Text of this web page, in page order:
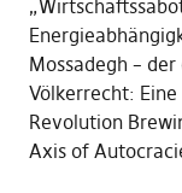
Mossadegh –
Völkerrecht:
Revolution
Axis of